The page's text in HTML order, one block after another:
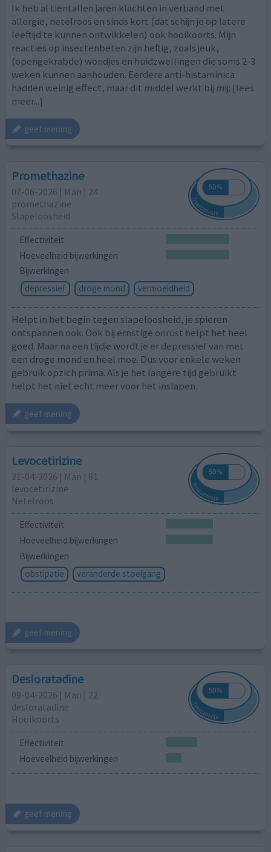
Ik heb al tientallen jaren klachten in verband met
allergie, netelroos en sinds kort (dat schijn je op latere
leeftijd te kunnen ontwikkelen) ook hooikoorts. Mijn
reacties op insectenbeten zijn heftig, zoals jeuk,
(opengekrabde) wondjes en huidzwellingen die soms 2-3
weken kunnen aanhouden. Eerdere anti-histaminica
hadden weinig effect, maar dit middel werkt bij mij: [lees
meer...]
geef mening
Promethazine
07-06-2026 | Man | 24
promethazine
Slapeloosheid
Effectiviteit
Hoeveelheid bijwerkingen
Bijwerkingen
depressief
droge mond vermoeidheid
Helpt in het begin tegen slapeloosheid, je spieren
ontspannen ook. Ook bij ernstige onrust helpt het heel
goed. Maar na een tijdje wordt je er depressief van met
een droge mond en heel moe. Dus voor enkele weken
gebruik opzich prima. Als je het langere tijd gebruikt
helpt het niet echt meer voor het inslapen.
geef mening
Levocetirizine
21-04-2026 | Man | 81
levocetirizine
Netelroos
Effectiviteit
Hoeveelheid bijwerkingen
Bijwerkingen
obstipatie
veranderde stoelgang
geef mening
Desloratadine
09-04-2026 | Man | 22
desloratadine
Hooikoorts
Effectiviteit
Hoeveelheid bijwerkingen
geef mening